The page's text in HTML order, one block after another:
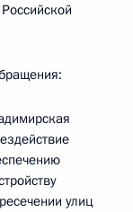
улиц